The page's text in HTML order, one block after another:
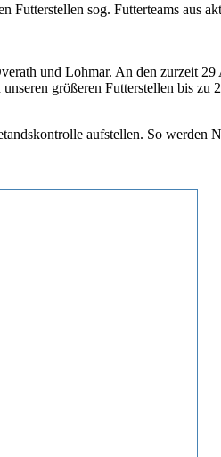
sog. Futterteams aus
und Lohmar. An den zurzeit
größeren Futterstellen bis zu
aufstellen. So werden